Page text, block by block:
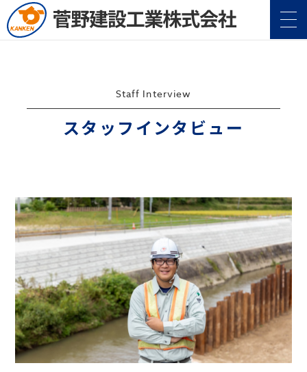
Company 企業情報
Service 事業案内
Construction 施工実績
CSR 地域・社会貢献
Topics 社内活動
Staff Interview
スタッフインタビュー